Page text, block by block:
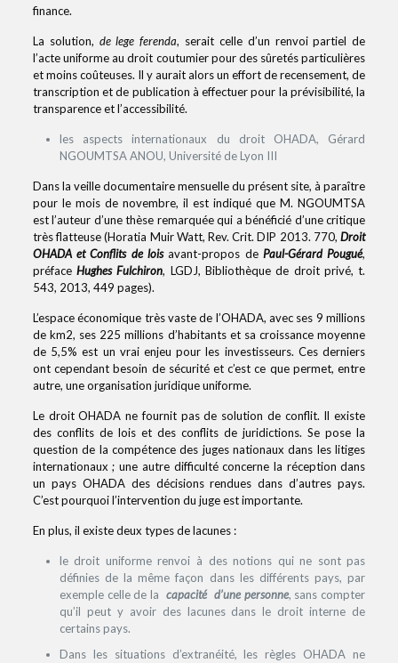
finance.
La solution, de lege ferenda, serait celle d’un renvoi partiel de
l’acte uniforme au droit coutumier pour des sûretés particulières
et moins coûteuses. Il y aurait alors un effort de recensement, de
transcription et de publication à effectuer pour la prévisibilité, la
transparence et l’accessibilité.
les aspects internationaux du droit OHADA, Gérard
NGOUMTSA ANOU, Université de Lyon III
Dans la veille documentaire mensuelle du présent site, à paraître
pour le mois de novembre, il est indiqué que M. NGOUMTSA
est l’auteur d’une thèse remarquée qui a bénéficié d’une critique
très flatteuse (Horatia Muir Watt, Rev. Crit. DIP 2013. 770,Droit
OHADA et Conflits de loisavant-propos de Paul-Gérard Pougué,
préfaceHughes Fulchiron, LGDJ, Bibliothèque de droit privé, t.
543, 2013, 449 pages).
L’espace économique très vaste de l’OHADA, avec ses 9 millions
de km2, ses 225 millions d’habitants et sa croissance moyenne
de 5,5% est un vrai enjeu pour les investisseurs. Ces derniers
ont cependant besoin de sécurité et c’est ce que permet, entre
autre, une organisation juridique uniforme.
Le droit OHADA ne fournit pas de solution de conflit. Il existe
des conflits de lois et des conflits de juridictions. Se pose la
question de la compétence des juges nationaux dans les litiges
internationaux ; une autre difficulté concerne la réception dans
un pays OHADA des décisions rendues dans d’autres pays.
C’est pourquoi l’intervention du juge est importante.
En plus, il existe deux types de lacunes :
le droit uniforme renvoi à des notions qui ne sont pas
définies de la même façon dans les différents pays, par
exemple celle de la capacité d’une personne, sans compter
qu’il peut y avoir des lacunes dans le droit interne de
certains pays.
Dans les situations d’extranéité, les règles OHADA ne